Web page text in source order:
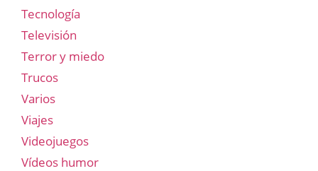
Tecnología
Televisión
Terror y miedo
Trucos
Varios
Viajes
Videojuegos
Vídeos humor